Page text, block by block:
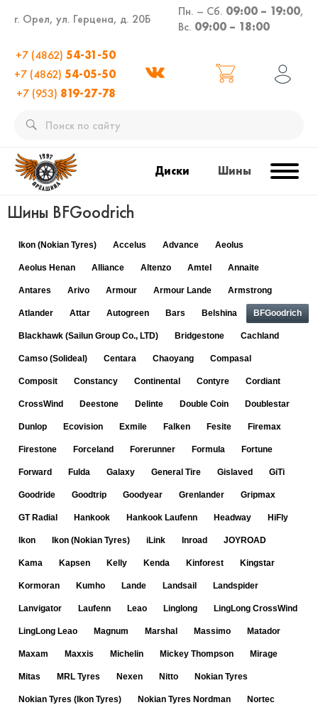
г. Орел, ул. Герцена, д. 20Б
Пн. – Сб. 09:00 – 19:00,
Вс. 09:00 – 18:00
+7 (4862) 54-31-50
+7 (4862) 54-05-50
+7 (953) 819-27-78
Диски Шины
Шины BFGoodrich
Ikon (Nokian Tyres) Accelus Advance Aeolus
Aeolus Henan Alliance Altenzo Amtel Annaite
Antares Arivo Armour Armour Lande Armstrong
Atlander Attar Autogreen Bars Belshina BFGoodrich
Blackhawk (Sailun Group Co., LTD) Bridgestone Cachland
Camso (Solideal) Centara Chaoyang Compasal
Composit Constancy Continental Contyre Cordiant
CrossWind Deestone Delinte Double Coin Doublestar
Dunlop Ecovision Exmile Falken Fesite Firemax
Firestone Forceland Forerunner Formula Fortune
Forward Fulda Galaxy General Tire Gislaved GiTi
Goodride Goodtrip Goodyear Grenlander Gripmax
GT Radial Hankook Hankook Laufenn Headway HiFly
Ikon Ikon (Nokian Tyres) iLink Inroad JOYROAD
Kama Kapsen Kelly Kenda Kinforest Kingstar
Kormoran Kumho Lande Landsail Landspider
Lanvigator Laufenn Leao Linglong LingLong CrossWind
LingLong Leao Magnum Marshal Massimo Matador
Maxam Maxxis Michelin Mickey Thompson Mirage
Mitas MRL Tyres Nexen Nitto Nokian Tyres
Nokian Tyres (Ikon Tyres) Nokian Tyres Nordman Nortec